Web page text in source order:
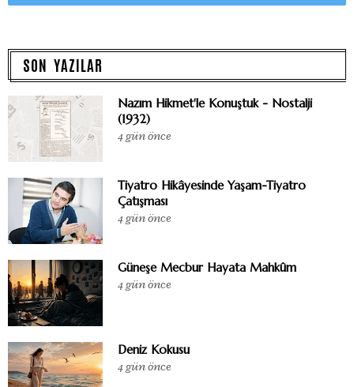
SON YAZILAR
Nazım Hikmet'le Konuştuk - Nostalji
(1932)
4 gün önce
Tiyatro Hikâyesinde Yaşam-Tiyatro
Çatışması
4 gün önce
Güneşe Mecbur Hayata Mahkûm
4 gün önce
Deniz Kokusu
4 gün önce